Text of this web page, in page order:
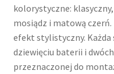
kolorystyczne:
mosiądz i matową
efekt stylistyczny. Każda
dziewięciu baterii i
przeznaczonej do